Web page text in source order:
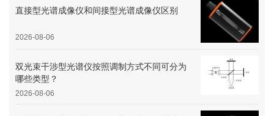
直接型光谱成像仪和间接型光谱成像仪区别
2026-08-06
双光束干涉型光谱仪按照调制方式不同可分为
哪些类型？
2026-08-06